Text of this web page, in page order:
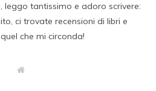
leggo tantissimo e adoro scrivere:
ci trovate recensioni di libri e
che mi circonda!
W